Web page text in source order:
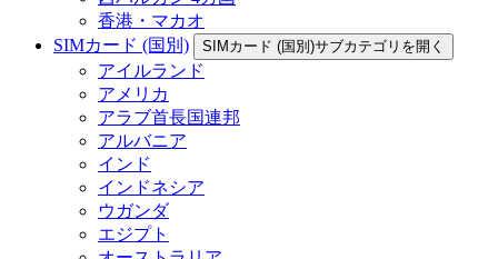
香港・マカオ
SIMカード (国別)
SIMカード (国別)サブカテゴリを開く
アイルランド
アメリカ
アラブ首長国連邦
アルバニア
インド
インドネシア
ウガンダ
エジプト